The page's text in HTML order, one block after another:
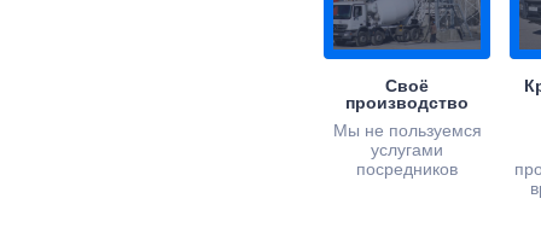
Своё
производство
Мы не пользуемся
услугами
посредников